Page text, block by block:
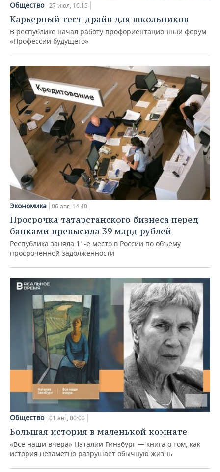
Общество 27 июл, 16:15
Карьерный тест-драйв для школьников
В республике начал работу профориентационный форум
«Профессии будущего»
Экономика 06 авг, 14:40
Просрочка татарстанского бизнеса перед
банками превысила 39 млрд рублей
Республика заняла 11-е место в России по объему
просроченной задолженности
Общество 01 авг, 00:00
Большая история в маленькой комнате
«Все наши вчера» Наталии Гинзбург — книга о том, как
история незаметно разрушает обычную жизнь